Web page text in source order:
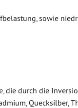
sowie
die durch die
Quecksilber,